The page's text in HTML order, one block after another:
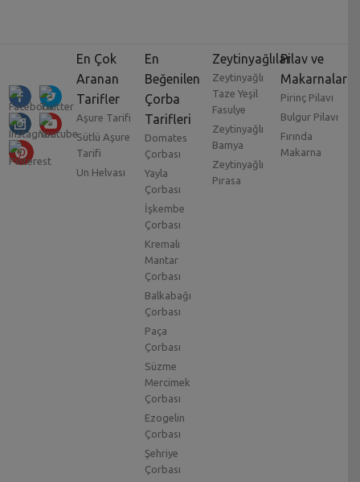
En Çok
Aranan
Tarifler
Aşure Tarifi
Sütlü Aşure
Tarifi
Un Helvası
En
Beğenilen
Çorba
Tarifleri
Domates
Çorbası
Yayla
Çorbası
İşkembe
Çorbası
Kremalı
Mantar
Çorbası
Balkabağı
Çorbası
Paça
Çorbası
Süzme
Mercimek
Çorbası
Ezogelin
Çorbası
Şehriye
Çorbası
Zeytinyağlılar
Zeytinyağlı
Taze Yeşil
Fasulye
Zeytinyağlı
Bamya
Zeytinyağlı
Pırasa
Pilav ve
Makarnalar
Pirinç Pilavı
Bulgur Pilavı
Fırında
Makarna